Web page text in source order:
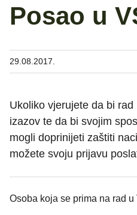
Posao u
29.08.2017.
Ukoliko vjerujete da bi
izazov te da bi svojim
mogli doprinijeti zaštiti
možete svoju prijavu
Osoba koja se prima na rad